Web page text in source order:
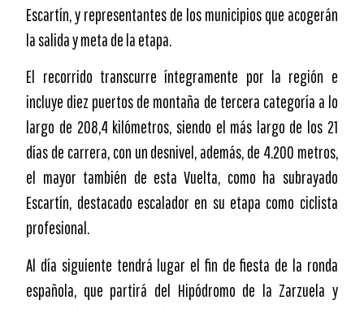
Escartín, y representantes de los municipios que acogerán
la salida y meta de la etapa.
El recorrido transcurre íntegramente por la región e
incluye diez puertos de montaña de tercera categoría a lo
largo de 208,4 kilómetros, siendo el más largo de los 21
días de carrera, con un desnivel, además, de 4.200 metros,
el mayor también de esta Vuelta, como ha subrayado
Escartín, destacado escalador en su etapa como ciclista
profesional.
Al día siguiente tendrá lugar el fin de fiesta de la ronda
española, que partirá del Hipódromo de la Zarzuela y